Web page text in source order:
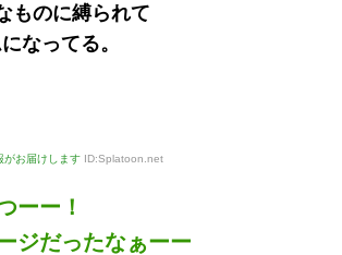
ものに縛られて
なってる。
がお届けします ID:Splatoon.net
ーー！
ジだったなぁーー